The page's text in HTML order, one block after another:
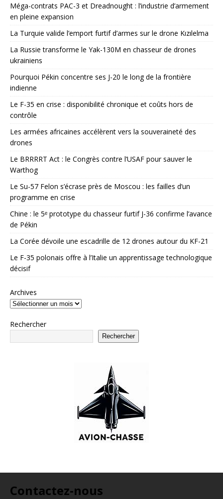
Méga-contrats PAC-3 et Dreadnought : l’industrie d’armement
en pleine expansion
La Turquie valide l’emport furtif d’armes sur le drone Kızılelma
La Russie transforme le Yak-130M en chasseur de drones
ukrainiens
Pourquoi Pékin concentre ses J-20 le long de la frontière
indienne
Le F-35 en crise : disponibilité chronique et coûts hors de
contrôle
Les armées africaines accélèrent vers la souveraineté des
drones
Le BRRRRT Act : le Congrès contre l’USAF pour sauver le
Warthog
Le Su-57 Felon s’écrase près de Moscou : les failles d’un
programme en crise
Chine : le 5ᵉ prototype du chasseur furtif J-36 confirme l’avance
de Pékin
La Corée dévoile une escadrille de 12 drones autour du KF-21
Le F-35 polonais offre à l’Italie un apprentissage technologique
décisif
Archives
Rechercher
Rechercher
Contactez-nous